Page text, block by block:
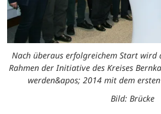
Nach überaus erfolgreichem Start wird
Rahmen der Initiative des Kreises
werden&apos; 2014 mit dem
Bild: Brücke